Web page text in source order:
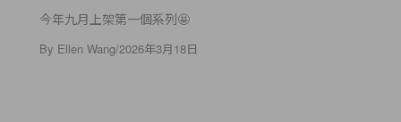
今年九月上架第一個系列🤩
By Ellen Wang/2026年3月18日